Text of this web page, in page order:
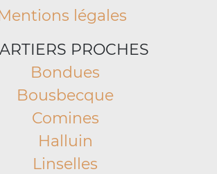
légales
PROCHES
Bondues
Bousbecque
Comines
Halluin
Linselles